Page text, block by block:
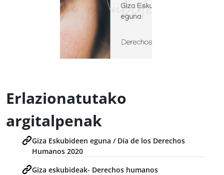
Erlazionatutako
argitalpenak
Giza Eskubideen eguna / Día de los Derechos
Humanos 2020
Giza eskubideak- Derechos humanos